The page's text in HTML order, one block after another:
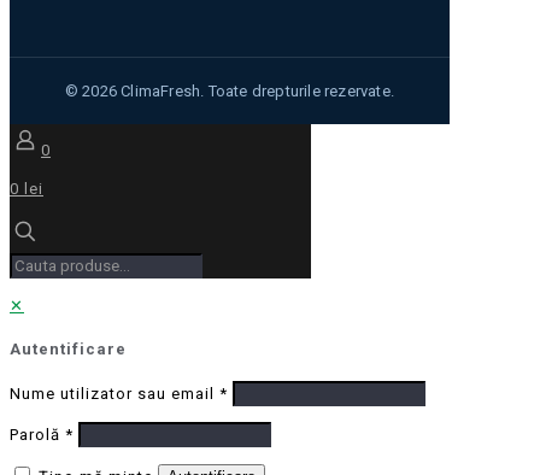
0
0 lei
✕
Autentificare
Nume utilizator sau email *
Parolă *